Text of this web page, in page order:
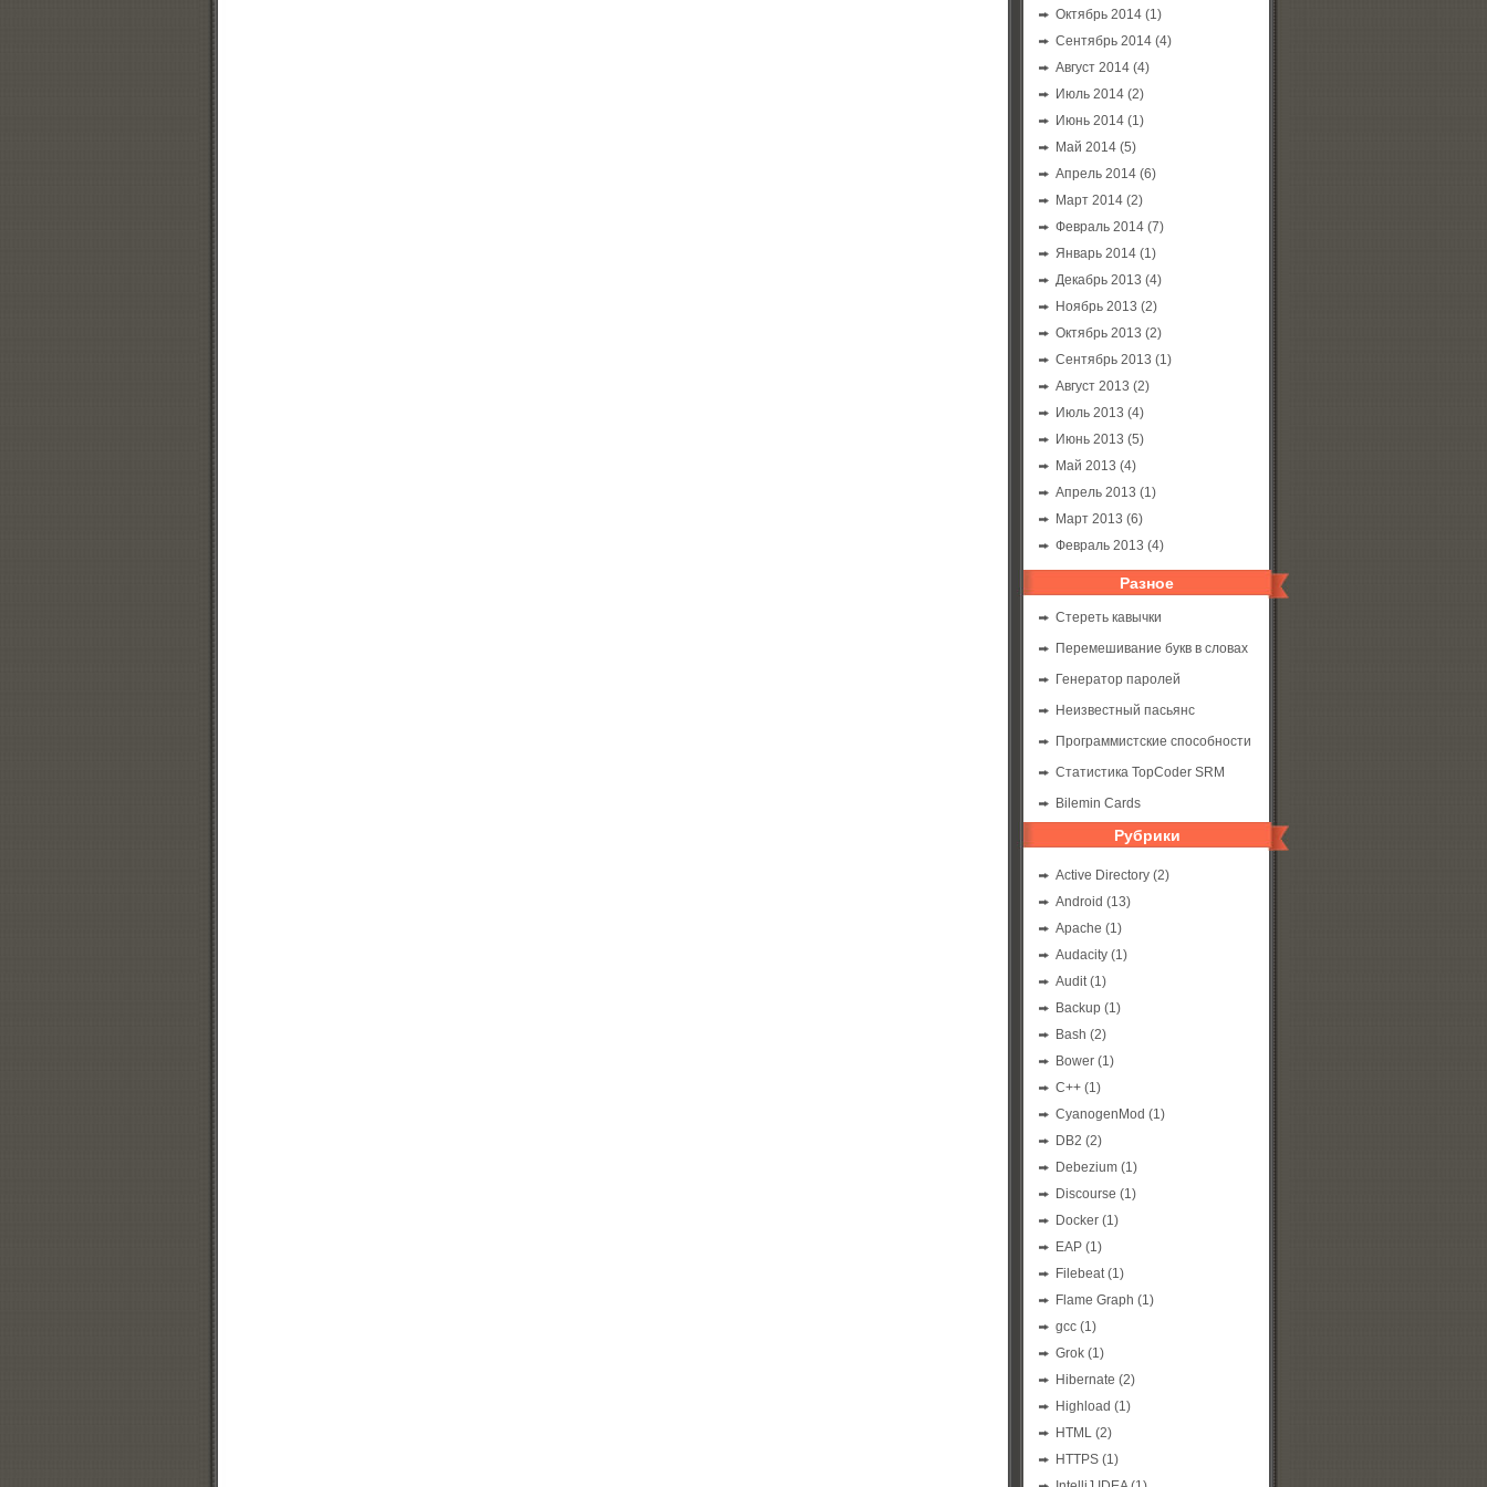
Октябрь 2014(1)
Сентябрь 2014(4)
Август 2014(4)
Июль 2014(2)
Июнь 2014(1)
Май 2014(5)
Апрель 2014(6)
Март 2014(2)
Февраль 2014(7)
Январь 2014(1)
Декабрь 2013 (4)
Ноябрь 2013 (2)
Октябрь 2013 (2)
Сентябрь 2013 (1)
Август 2013 (2)
Июль 2013 (4)
Июнь 2013 (5)
Май 2013 (4)
Апрель 2013 (1)
Март 2013 (6)
Февраль 2013 (4)
Разное
Стереть кавычки
Перемешивание букв в словах
Генератор паролей
Неизвестный пасьянс
Программистские способности
Статистика TopCoder SRM
Bilemin Cards
Рубрики
Active Directory(2)
Android (13)
Apache (1)
Audacity(1)
Audit(1)
Backup(1)
Bash (2)
Bower(1)
C++(1)
CyanogenMod (1)
DB2 (2)
Debezium(1)
Discourse (1)
Docker(1)
EAP(1)
Filebeat(1)
Flame Graph (1)
gcc(1)
Grok(1)
Hibernate (2)
Highload (1)
HTML(2)
HTTPS(1)